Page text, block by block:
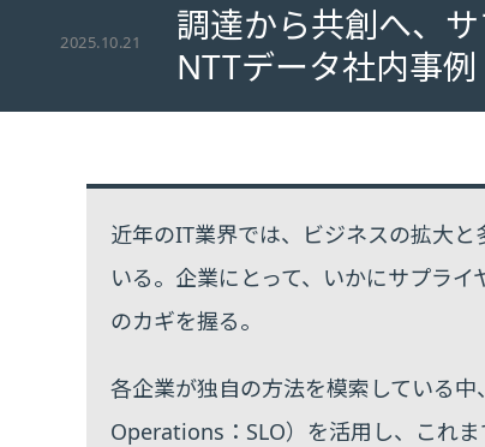
2025.10.21
調達から共創へ、
NTTデータ社内事例
近年のIT業界では、ビジネスの拡大
いる。企業にとって、いかにサプラ
のカギを握る。
各企業が独自の方法を模索している
Operations：SLO）を活用し、これ